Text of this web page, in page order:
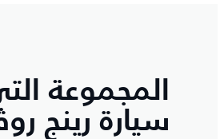
المجموعة
سيارة رينج